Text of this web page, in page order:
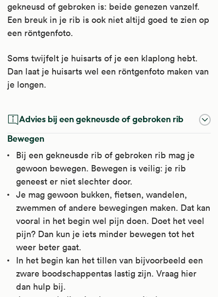
gekneusd of gebroken is: beide genezen vanzelf.
Een breuk in je rib is ook niet altijd goed te zien op
een röntgenfoto.
Soms twijfelt je huisarts of je een klaplong hebt.
Dan laat je huisarts wel een röntgenfoto maken van
je longen.
Advies bij een gekneusde of gebroken rib
Bewegen
Bij een gekneusde rib of gebroken rib mag je
gewoon bewegen. Bewegen is veilig: je rib
geneest er niet slechter door.
Je mag gewoon bukken, fietsen, wandelen,
zwemmen of andere bewegingen maken. Dat kan
vooral in het begin wel pijn doen. Doet het veel
pijn? Dan kun je iets minder bewegen tot het
weer beter gaat.
In het begin kan het tillen van bijvoorbeeld een
zware boodschappentas lastig zijn. Vraag hier
dan hulp bij.